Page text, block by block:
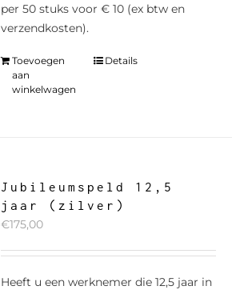
per 50 stuks voor € 10 (ex btw en
verzendkosten).
Toevoegen
aan
winkelwagen
Details
Jubileumspeld 12,5
jaar (zilver)
€175,00
Heeft u een werknemer die 12,5 jaar in